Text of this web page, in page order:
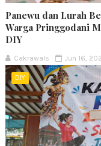
Panewu dan Lurah
Warga Pringgodani
DIY
Cakrawals Jun 16,
DIY